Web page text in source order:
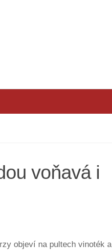
voňavá i
objeví na pultech vinoték a